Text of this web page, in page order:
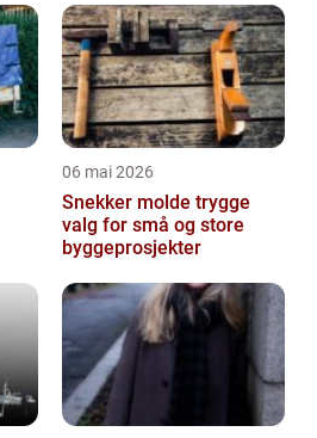
06 mai 2026
Snekker molde trygge
valg for små og store
byggeprosjekter